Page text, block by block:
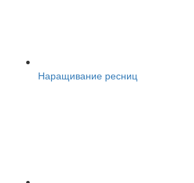
Наращивание ресниц